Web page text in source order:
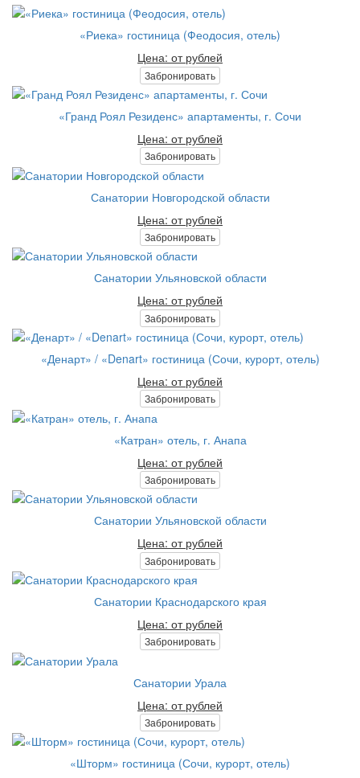
«Риека» гостиница (Феодосия, отель)
Цена: от рублей
Забронировать
«Гранд Роял Резиденс» апартаменты, г. Сочи
Цена: от рублей
Забронировать
Санатории Новгородской области
Цена: от рублей
Забронировать
Санатории Ульяновской области
Цена: от рублей
Забронировать
«Денарт» / «Denart» гостиница (Сочи, курорт, отель)
Цена: от рублей
Забронировать
«Катран» отель, г. Анапа
Цена: от рублей
Забронировать
Санатории Ульяновской области
Цена: от рублей
Забронировать
Санатории Краснодарского края
Цена: от рублей
Забронировать
Санатории Урала
Цена: от рублей
Забронировать
«Шторм» гостиница (Сочи, курорт, отель)